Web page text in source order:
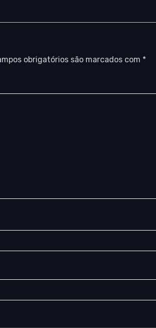
obrigatórios são marcados com *